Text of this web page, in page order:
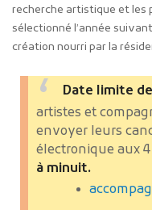
recherche artistique et les
sélectionné l’année
création nourri par la
Date limite
artistes et
envoyer leurs
électronique aux
à minuit.